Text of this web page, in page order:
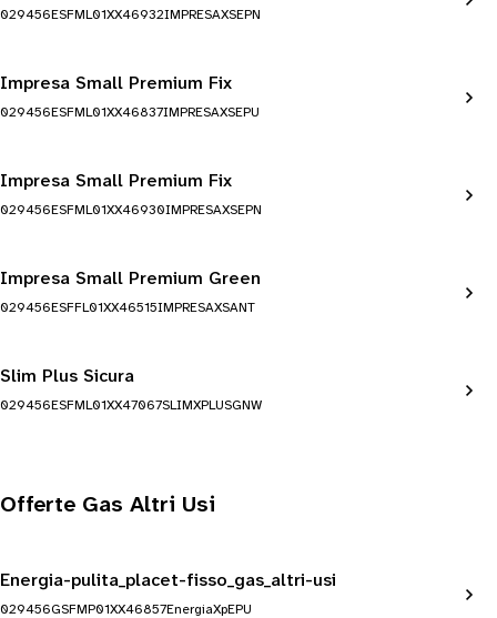
029456ESFML01XX46932IMPRESAXSEPN
Impresa Small Premium Fix
029456ESFML01XX46837IMPRESAXSEPU
Impresa Small Premium Fix
029456ESFML01XX46930IMPRESAXSEPN
Impresa Small Premium Green
029456ESFFL01XX46515IMPRESAXSANT
Slim Plus Sicura
029456ESFML01XX47067SLIMXPLUSGNW
Offerte Gas Altri Usi
Energia-pulita_placet-fisso_gas_altri-usi
029456GSFMP01XX46857EnergiaXpEPU